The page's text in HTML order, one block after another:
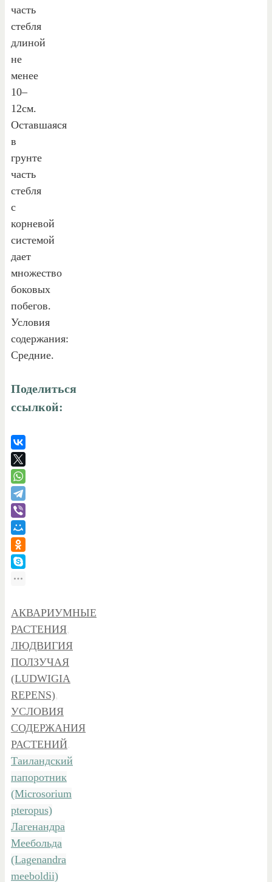
часть
стебля
длиной
не
менее
10–
12см.
Оставшаяся
в
грунте
часть
стебля
с
корневой
системой
дает
множество
боковых
побегов.
Условия
содержания:
Средние.
Поделиться
ссылкой:
АКВАРИУМНЫЕ
РАСТЕНИЯ,
ЛЮДВИГИЯ
ПОЛЗУЧАЯ
(LUDWIGIA
REPENS),
УСЛОВИЯ
СОДЕРЖАНИЯ
РАСТЕНИЙ.
Таиландский
папоротник
(Microsorium
pteropus)
Лагенандра
Меебольда
(Lagenandra
meeboldii)